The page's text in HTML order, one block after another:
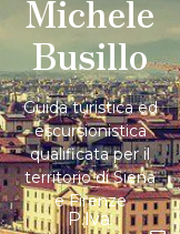
Michele
Busillo
Guida turistica ed
escursionistica
qualificata per il
territorio di Siena
e Firenze
P.Iva: